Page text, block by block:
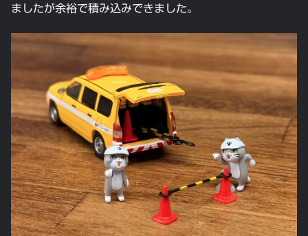
ましたが余裕で積み込みできました。